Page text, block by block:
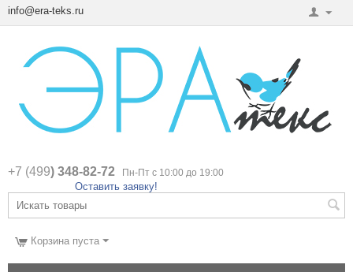
info@era-teks.ru
+7 (499) 348-82-72 Пн-Пт с 10:00 до 19:00
Оставить заявку!
Корзина пуста